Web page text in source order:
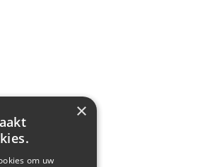
×
om uw